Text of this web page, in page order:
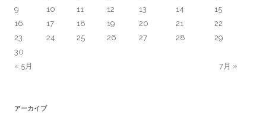
« 5月 7月 »
9
10 11 12 13 14
15
16
17 18 19 20 21
22
23
24 25 26 27 28
29
30
アーカイブ